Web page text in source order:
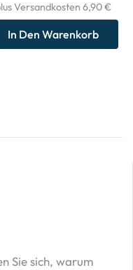
Versandkosten 6,90 €
In Den Warenkorb
Sie sich, warum